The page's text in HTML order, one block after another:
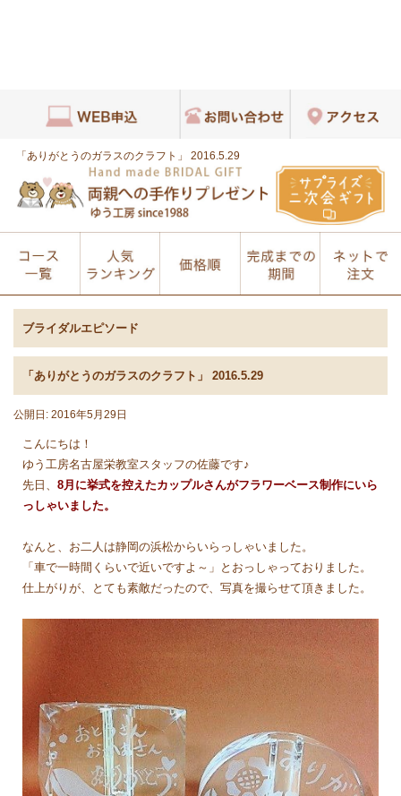
「ありがとうのガラスのクラフト」 2016.5.29
ブライダルエピソード
「ありがとうのガラスのクラフト」 2016.5.29
公開日: 2016年5月29日
こんにちは！
ゆう工房名古屋栄教室スタッフの佐藤です♪
先日、 8月に挙式を控えたカップルさんがフラワーベース制作にいら
っしゃいました。
なんと、お二人は静岡の浜松からいらっしゃいました。
「車で一時間くらいで近いですよ～」とおっしゃっておりました。
仕上がりが、とても素敵だったので、写真を撮らせて頂きました。